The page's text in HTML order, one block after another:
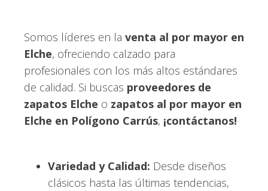
Somos líderes en la venta al por mayor en
Elche, ofreciendo calzado para
profesionales con los más altos estándares
de calidad. Si buscas proveedores de
zapatos Elche o zapatos al por mayor en
Elche en Polígono Carrús, ¡contáctanos!
Variedad y Calidad: Desde diseños
clásicos hasta las últimas tendencias,